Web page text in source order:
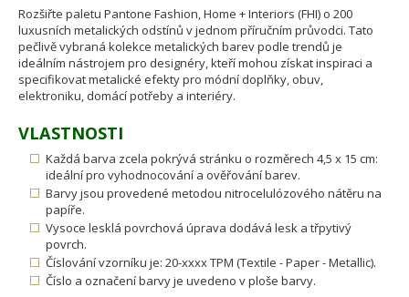
Rozšiřte paletu Pantone Fashion, Home + Interiors (FHI) o 200
luxusních metalických odstínů v jednom příručním průvodci. Tato
pečlivě vybraná kolekce metalických barev podle trendů je
ideálním nástrojem pro designéry, kteří mohou získat inspiraci a
specifikovat metalické efekty pro módní doplňky, obuv,
elektroniku, domácí potřeby a interiéry.
VLASTNOSTI
Každá barva zcela pokrývá stránku o rozměrech 4,5 x 15 cm:
ideální pro vyhodnocování a ověřování barev.
Barvy jsou provedené metodou nitrocelulózového nátěru na
papíře.
Vysoce lesklá povrchová úprava dodává lesk a třpytivý
povrch.
Číslování vzorníku je: 20-xxxx TPM (Textile - Paper - Metallic).
Číslo a označení barvy je uvedeno v ploše barvy.